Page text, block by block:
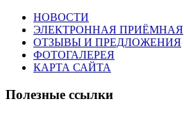
НОВОСТИ
ЭЛЕКТРОННАЯ ПРИЁМНАЯ
ОТЗЫВЫ И ПРЕДЛОЖЕНИЯ
ФОТОГАЛЕРЕЯ
КАРТА САЙТА
Полезные ссылки